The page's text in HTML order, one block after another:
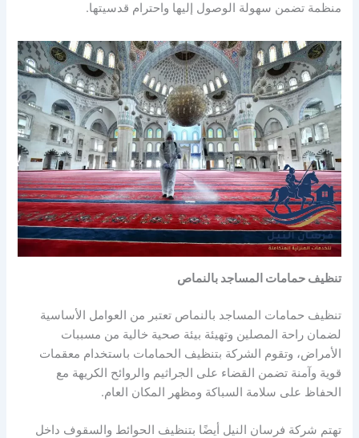
منظمة تضمن سهولة الوصول إليها واحترام قدسيتها.
تنظيف حمامات المساجد بالنماص
تنظيف حمامات المساجد بالنماص تعتبر من العوامل الأساسية
لضمان راحة المصلين وتهيئة بيئة صحية خالية من مسببات
الأمراض، وتقوم الشركة بتنظيف الحمامات باستخدام معقمات
قوية وآمنة تضمن القضاء على الجراثيم والروائح الكريهة مع
الحفاظ على سلامة السباكة ومظهر المكان العام.
تهتم شركة فرسان النيل أيضًا بتنظيف الحوائط والسقوف داخل